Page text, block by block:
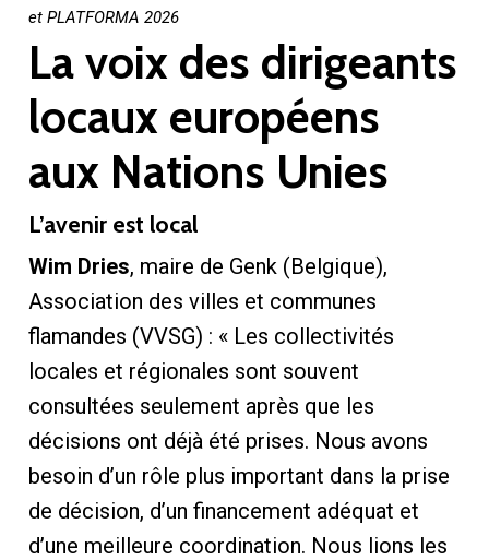
et PLATFORMA 2026
La voix des dirigeants
locaux européens
aux Nations Unies
L’avenir est local
Wim Dries, maire de Genk (Belgique),
Association des villes et communes
flamandes (VVSG) : « Les collectivités
locales et régionales sont souvent
consultées seulement après que les
décisions ont déjà été prises. Nous avons
besoin d’un rôle plus important dans la prise
de décision, d’un financement adéquat et
d’une meilleure coordination. Nous lions les